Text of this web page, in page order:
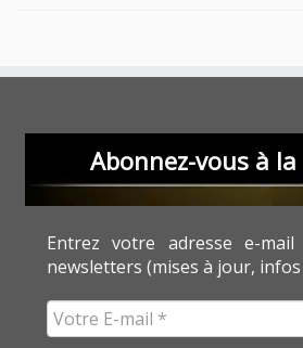
Abonnez-vous à
Entrez votre adresse e-
newsletters (mises à jour,